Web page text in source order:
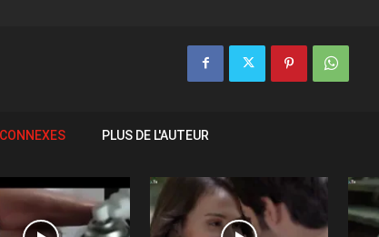
PLUS DE L'AUTEUR